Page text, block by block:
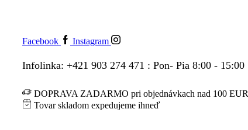
Facebook Instagram
Infolinka: +421 903 274 471 : Pon- Pia 8:00 - 15:00
DOPRAVA ZADARMO pri objednávkach nad 100 EUR
Tovar skladom expedujeme ihneď